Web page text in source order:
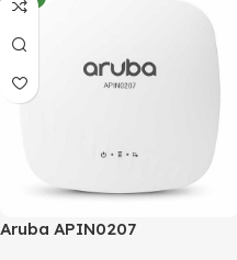
Aruba APIN0207